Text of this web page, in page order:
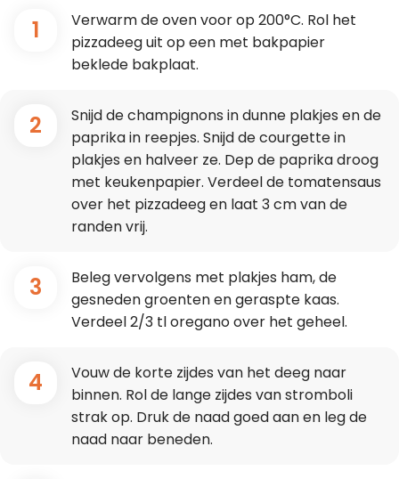
1
Verwarm de oven voor op 200°C. Rol het
pizzadeeg uit op een met bakpapier
beklede bakplaat.
2
Snijd de champignons in dunne plakjes en de
paprika in reepjes. Snijd de courgette in
plakjes en halveer ze. Dep de paprika droog
met keukenpapier. Verdeel de tomatensaus
over het pizzadeeg en laat 3 cm van de
randen vrij.
3
Beleg vervolgens met plakjes ham, de
gesneden groenten en geraspte kaas.
Verdeel 2/3 tl oregano over het geheel.
4
Vouw de korte zijdes van het deeg naar
binnen. Rol de lange zijdes van stromboli
strak op. Druk de naad goed aan en leg de
naad naar beneden.